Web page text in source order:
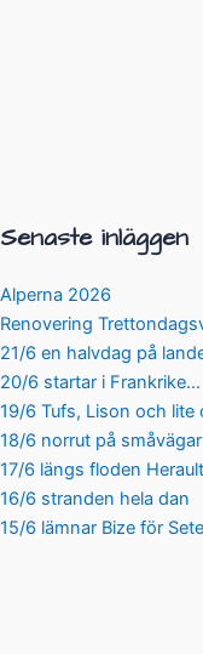
Senaste inläggen
Alperna 2026
Renovering
21/6 en halvdag på
20/6 startar i Frankrike…
19/6 Tufs, Lison och lite
18/6 norrut på småvägar
17/6 längs floden Herault
16/6 stranden hela dan
15/6 lämnar Bize för Sete